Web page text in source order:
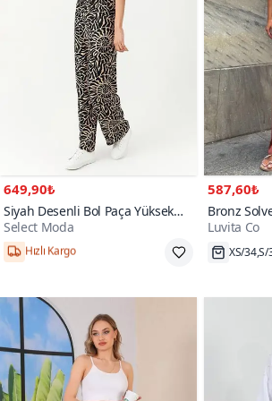
649,90₺
Siyah Desenli Bol Paça Yüksek
Bel Pantolon
Select Moda
Hızlı Kargo
587,60₺
Bronz
Pantolon
Luvita Co
XS/